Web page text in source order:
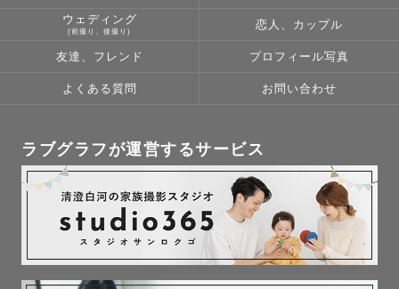
ウェディング
(前撮り、後撮り)
恋人、カップル
友達、フレンド プロフィール写真
よくある質問 お問い合わせ
ラブグラフが運営するサービス